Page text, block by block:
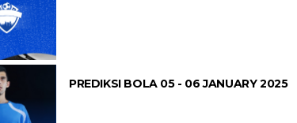
PREDIKSI BOLA 05 - 06 JANUARY 2025